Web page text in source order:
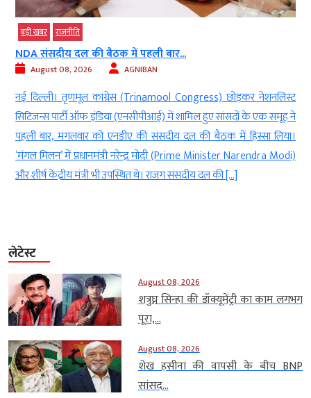
बड़ी खबर राजनीति
NDA संसदीय दल की बैठक में पहली बार...
August 08, 2026 AGNIBAN
नई दिल्ली। तृणमूल कांग्रेस (Trinamool Congress) छोड़कर नेशनलिस्ट
सिटिजन्स पार्टी ऑफ इंडिया (एनसीपीआई) में शामिल हुए सांसदों के एक समूह ने
पहली बार, मंगलवार को एनडीए की संसदीय दल की बैठक में हिस्सा लिया।
‘मंगल मिलन’ में प्रधानमंत्री नरेन्द्र मोदी (Prime Minister Narendra Modi)
और शीर्ष केंद्रीय मंत्री भी उपस्थित थे। राजग संसदीय दल की […]
लेटेस्ट
August 08, 2026
शत्रुघ्न सिन्हा की डॉक्यूमेंट्री का काम लगभग
पूरा,...
August 08, 2026
शेख हसीना की वापसी के बीच BNP
सांसद...